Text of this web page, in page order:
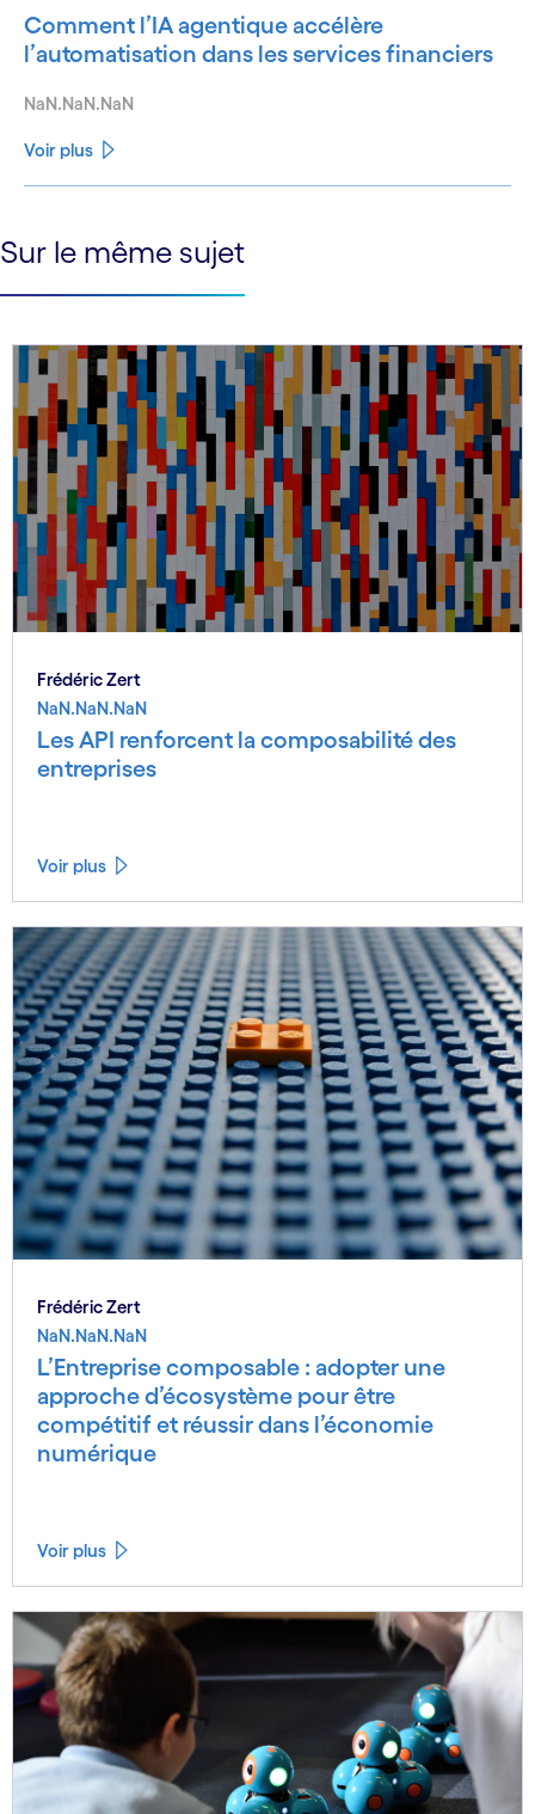
Comment l’IA agentique accélère
l’automatisation dans les services financiers
NaN.NaN.NaN
Voir plus
See more See less
Sur le même sujet
Frédéric Zert
NaN.NaN.NaN
Les API renforcent la composabilité des
entreprises
Voir plus
Frédéric Zert
NaN.NaN.NaN
L’Entreprise composable : adopter une
approche d’écosystème pour être
compétitif et réussir dans l’économie
numérique
Voir plus